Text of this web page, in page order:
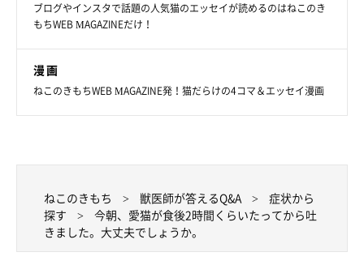
ブログやインスタで話題の人気猫のエッセイが読めるのはねこのき
もちWEB MAGAZINEだけ！
漫画
ねこのきもちWEB MAGAZINE発！猫だらけの4コマ＆エッセイ漫画
ねこのきもち 獣医師が答えるQ&A
症状から
探す
今朝、愛猫が食後2時間くらいたってから吐
きました。大丈夫でしょうか。